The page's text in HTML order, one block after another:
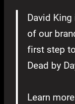
David
of our
first step
Dead by
Learn